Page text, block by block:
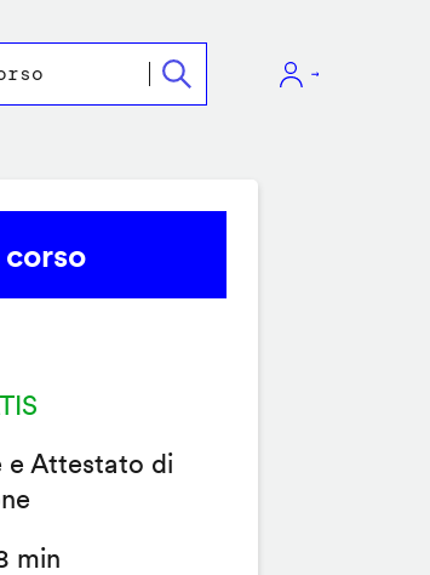
corso
e Attestato di
min